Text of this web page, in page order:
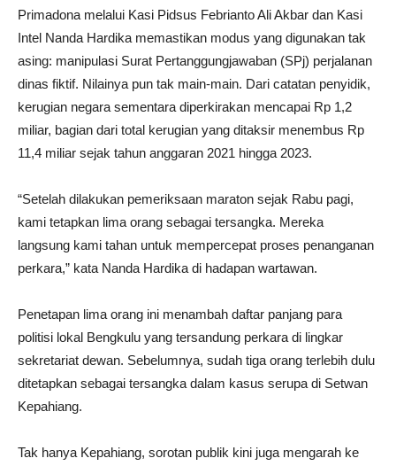
Primadona melalui Kasi Pidsus Febrianto Ali Akbar dan Kasi
Intel Nanda Hardika memastikan modus yang digunakan tak
asing: manipulasi Surat Pertanggungjawaban (SPj) perjalanan
dinas fiktif. Nilainya pun tak main-main. Dari catatan penyidik,
kerugian negara sementara diperkirakan mencapai Rp 1,2
miliar, bagian dari total kerugian yang ditaksir menembus Rp
11,4 miliar sejak tahun anggaran 2021 hingga 2023.
“Setelah dilakukan pemeriksaan maraton sejak Rabu pagi,
kami tetapkan lima orang sebagai tersangka. Mereka
langsung kami tahan untuk mempercepat proses penanganan
perkara,” kata Nanda Hardika di hadapan wartawan.
Penetapan lima orang ini menambah daftar panjang para
politisi lokal Bengkulu yang tersandung perkara di lingkar
sekretariat dewan. Sebelumnya, sudah tiga orang terlebih dulu
ditetapkan sebagai tersangka dalam kasus serupa di Setwan
Kepahiang.
Tak hanya Kepahiang, sorotan publik kini juga mengarah ke